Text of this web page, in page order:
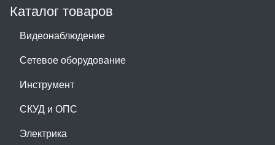
Каталог товаров
Видеонаблюдение
Сетевое оборудование
Инструмент
СКУД и ОПС
Электрика